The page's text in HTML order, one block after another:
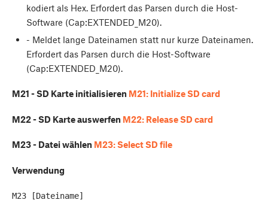
kodiert als Hex. Erfordert das Parsen durch die Host-
Software (Cap:EXTENDED_M20).
- Meldet lange Dateinamen statt nur kurze Dateinamen.
Erfordert das Parsen durch die Host-Software
(Cap:EXTENDED_M20).
M21 - SD Karte initialisieren M21: Initialize SD card
M22 - SD Karte auswerfen M22: Release SD card
M23 - Datei wählen M23: Select SD file
Verwendung